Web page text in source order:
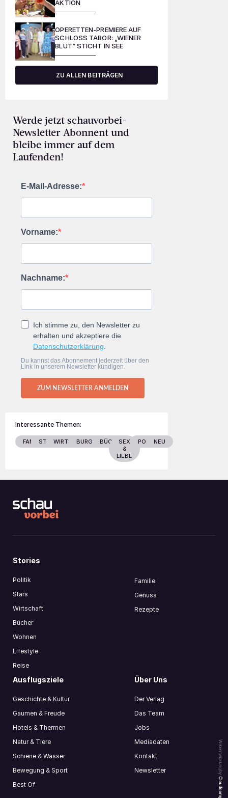
AKTION
OPERETTEN-PREMIERE AUF
SCHLOSS TABOR: „WIENER
BLUT“ STICHT IN SEE
ZU ALLEN BEITRÄGEN
Werde jetzt schauvorbei-
Newsletter Abonnent und
bleibe immer auf dem
Laufenden!
E-Mail-Adresse:
Vorname:
Nachname:
Ich stimme zu, den Newsletter zu
erhalten und akzeptiere die
Datenschutzerklärung
Du kannst das Abonnement jederzeit über den
Link in unserem Newsletter kündigen.
ZUM NEWSLETTER ANMELDEN
Interessante Themen:
FAMILIESTARSWIRTSCHAFTBURGENLANDBÜCHERSEX
&
LIEBE
POLITIKNEU
Webentwicklung by
Cloudcompany
Stories
Politik
Stars
Wirtschaft
Bücher
Wohnen
Lifestyle
Reise
Familie
Genuss
Rezepte
Ausflugsziele
Geschichte & Kultur
Gaumen & Freude
Hotels & Thermen
Natur & Tiere
Schiene & Wasser
Bewegung & Sport
Best Of
Über Uns
Der Verlag
Das Team
Jobs
Mediadaten
Kontakt
Newsletter